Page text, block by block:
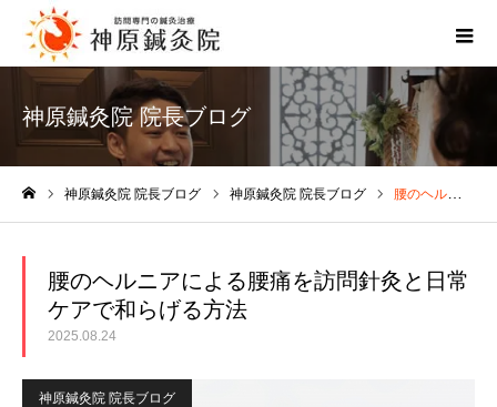
神原鍼灸院 院長ブログ
神原鍼灸院 院長ブログ 神原鍼灸院 院長ブログ 腰のヘルニアによる腰痛を訪問針灸と日常ケアで和らげる方法
腰のヘルニアによる腰痛を訪問針灸と日常
ケアで和らげる方法
2025.08.24
神原鍼灸院 院長ブログ